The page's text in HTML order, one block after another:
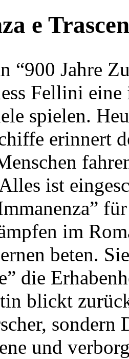
e
“900 Jahre
Fellini
spielen.
erinnert
ist
im
beten.
die
blickt
sondern
und